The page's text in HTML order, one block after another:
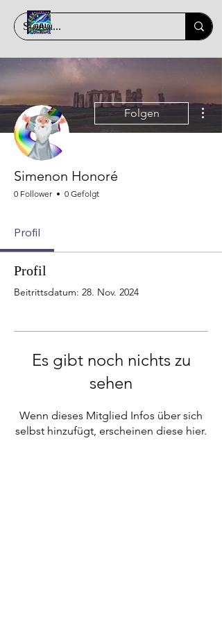
Folgen
Simenon Honoré
0 Follower 0 Gefolgt
Profil
Profil
Beitrittsdatum: 28. Nov. 2024
Es gibt noch nichts zu
sehen
Wenn dieses Mitglied Infos über sich
selbst hinzufügt, erscheinen diese hier.